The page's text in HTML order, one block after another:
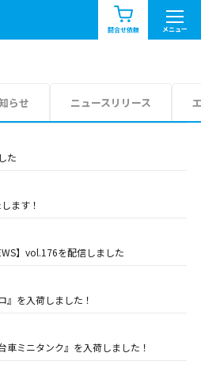
問合せ依頼 メニュー
お知らせ一覧
ア情報を見る
らせ ニュースリリース
た
ます！
】vol.176を配信しました
』を入荷しました！
車ミニタンク』を入荷しました！